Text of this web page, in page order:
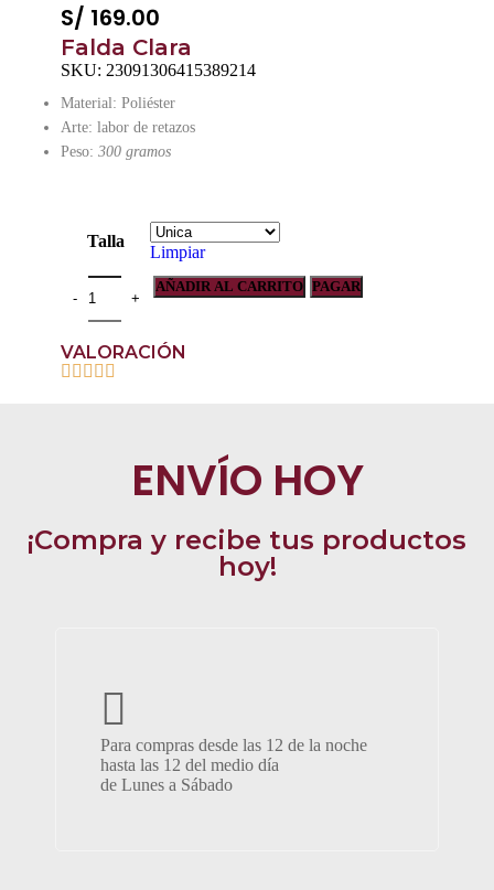
S/ 169.00
Falda Clara
SKU: 23091306415389214
Material: Poliéster
Arte: labor de retazos
Peso: 300 gramos
Talla
Limpiar
AÑADIR AL CARRITO PAGAR
VALORACIÓN
ENVÍO HOY
¡Compra y recibe tus productos
hoy!
Para compras desde las 12 de la noche
hasta las 12 del medio día
de Lunes a Sábado